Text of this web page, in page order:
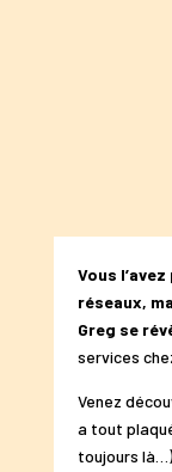
Vous
réseaux,
Greg se
services
Venez
a tout
toujours